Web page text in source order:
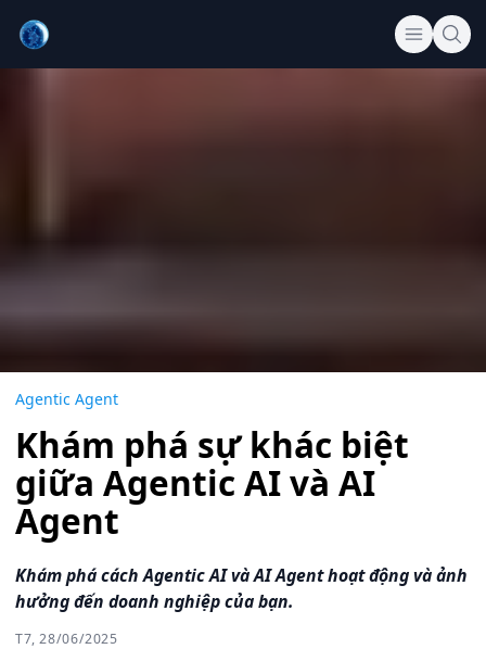
Agentic Agent
Khám phá sự khác biệt
giữa Agentic AI và AI
Agent
Khám phá cách Agentic AI và AI Agent hoạt động và ảnh
hưởng đến doanh nghiệp của bạn.
T7, 28/06/2025